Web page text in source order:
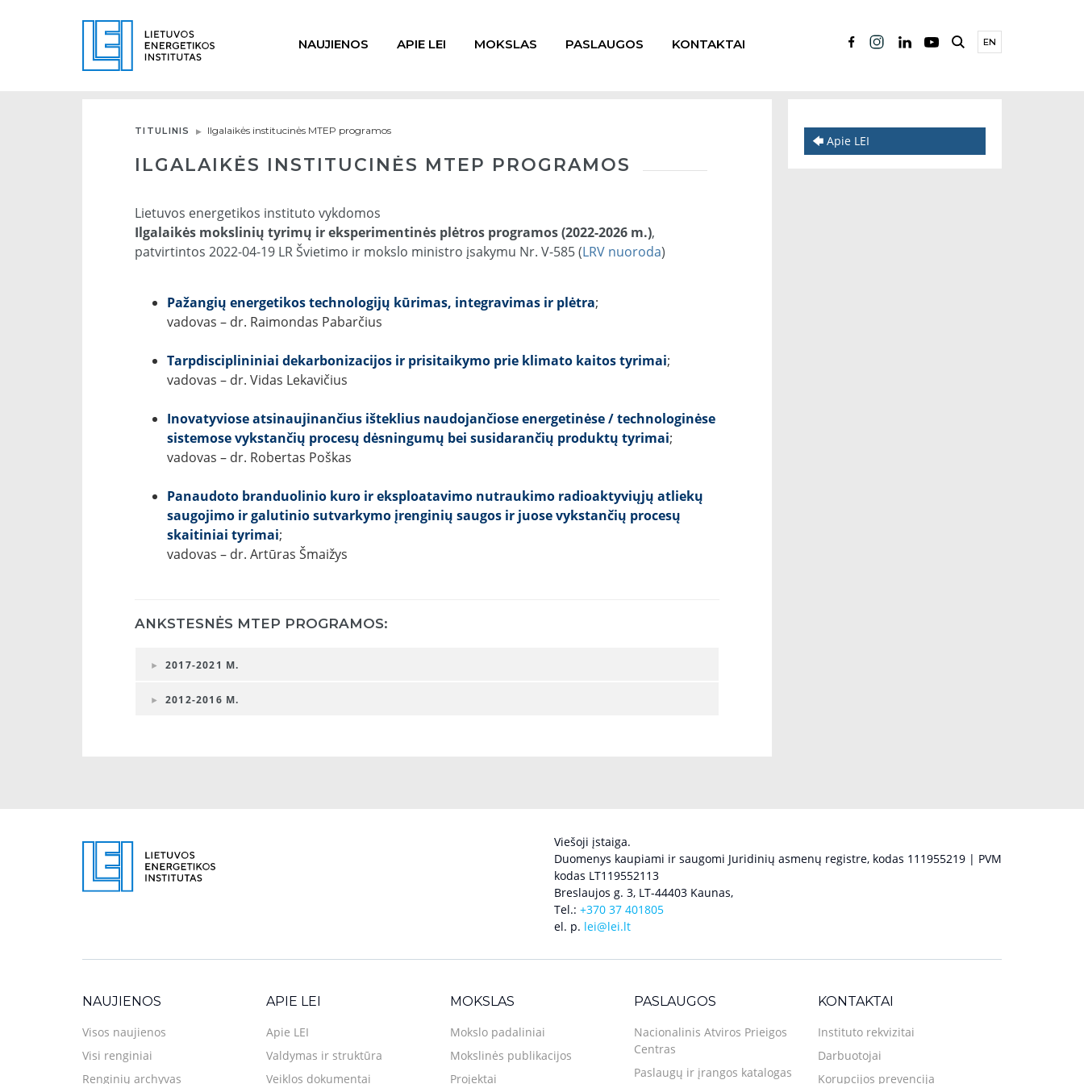
NAUJIENOS APIE LEI MOKSLAS PASLAUGOS KONTAKTAI EN
TITULINIS Ilgalaikės institucinės MTEP programos
ILGALAIKĖS INSTITUCINĖS MTEP PROGRAMOS
Lietuvos energetikos instituto vykdomos
Ilgalaikės mokslinių tyrimų ir eksperimentinės plėtros programos (2022-2026 m.),
patvirtintos 2022-04-19 LR Švietimo ir mokslo ministro įsakymu Nr. V-585 (LRV nuoroda)
Pažangių energetikos technologijų kūrimas, integravimas ir plėtra;
vadovas – dr. Raimondas Pabarčius
Tarpdisciplininiai dekarbonizacijos ir prisitaikymo prie klimato kaitos tyrimai;
vadovas – dr. Vidas Lekavičius
Inovatyviose atsinaujinančius išteklius naudojančiose energetinėse / technologinėse
sistemose vykstančių procesų dėsningumų bei susidarančių produktų tyrimai;
vadovas – dr. Robertas Poškas
Panaudoto branduolinio kuro ir eksploatavimo nutraukimo radioaktyviųjų atliekų
saugojimo ir galutinio sutvarkymo įrenginių saugos ir juose vykstančių procesų
skaitiniai tyrimai;
vadovas – dr. Artūras Šmaižys
ANKSTESNĖS MTEP PROGRAMOS:
2017-2021 M.
2012-2016 M.
🡄 Apie LEI
Viešoji įstaiga.
Duomenys kaupiami ir saugomi Juridinių asmenų registre, kodas 111955219 | PVM
kodas LT119552113
Breslaujos g. 3, LT-44403 Kaunas,
Tel.: +370 37 401805
el. p. lei@lei.lt
NAUJIENOS
Visos naujienos
Visi renginiai
Renginių archyvas
APIE LEI
Apie LEI
Valdymas ir struktūra
Veiklos dokumentai
MOKSLAS
Mokslo padaliniai
Mokslinės publikacijos
Projektai
PASLAUGOS
Nacionalinis Atviros Prieigos
Centras
Paslaugų ir įrangos katalogas
KONTAKTAI
Instituto rekvizitai
Darbuotojai
Korupcijos prevencija